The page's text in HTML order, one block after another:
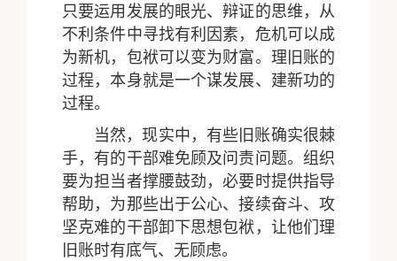
只要运用发展的眼光、辩证的思维，从
不利条件中寻找有利因素，危机可以成
为新机，包袱可以变为财富。理旧账的
过程，本身就是一个谋发展、建新功的
过程。
当然，现实中，有些旧账确实很棘
手，有的干部难免顾及问责问题。组织
要为担当者撑腰鼓劲，必要时提供指导
帮助，为那些出于公心、接续奋斗、攻
坚克难的干部卸下思想包袱，让他们理
旧账时有底气、无顾虑。